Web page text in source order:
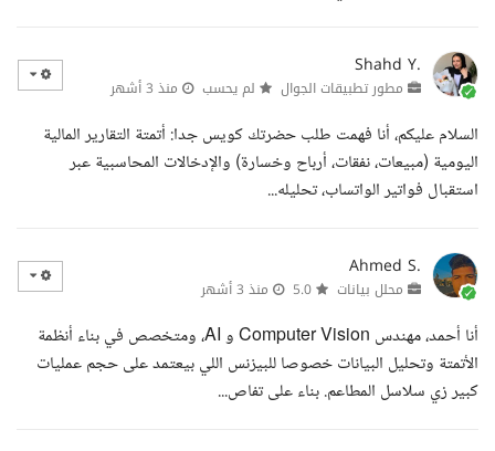
Shahd Y.
مطور تطبيقات الجوال لم يحسب منذ 3 أشهر
السلام عليكم، أنا فهمت طلب حضرتك كويس جدا: أتمتة التقارير المالية
اليومية (مبيعات، نفقات، أرباح وخسارة) والإدخالات المحاسبية عبر
استقبال فواتير الواتساب، تحليله...
Ahmed S.
محلل بيانات منذ 3 أشهر
أنا أحمد، مهندس Computer Vision و AI، ومتخصص في بناء أنظمة
الأتمتة وتحليل البيانات خصوصا للبيزنس اللي بيعتمد على حجم عمليات
كبير زي سلاسل المطاعم. بناء على تفاص...